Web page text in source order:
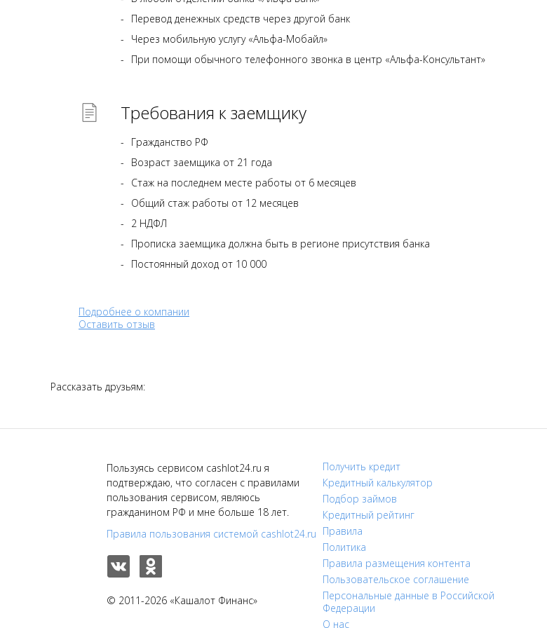
Перевод денежных средств через другой банк
Через мобильную услугу «Альфа-Мобайл»
При помощи обычного телефонного звонка в центр «Альфа-Консультант»
Требования к заемщику
Гражданство РФ
Возраст заемщика от 21 года
Стаж на последнем месте работы от 6 месяцев
Общий стаж работы от 12 месяцев
2 НДФЛ
Прописка заемщика должна быть в регионе присутствия банка
Постоянный доход от 10 000
Подробнее о компании
Оставить отзыв
Рассказать друзьям:
Пользуясь сервисом cashlot24.ru я
подтверждаю, что согласен с правилами
пользования сервисом, являюсь
гражданином РФ и мне больше 18 лет.
Правила пользования системой cashlot24.ru
© 2011-2026 «Кашалот Финанс»
Получить кредит
Кредитный калькулятор
Подбор займов
Кредитный рейтинг
Правила
Политика
Правила размещения контента
Пользовательское соглашение
Персональные данные в Российской
Федерации
О нас